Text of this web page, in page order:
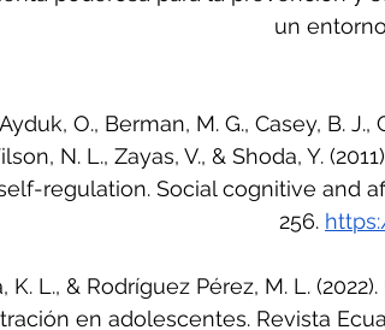
un
O., Berman, M. G., Casey, B. J.,
N. L., Zayas, V., & Shoda, Y.
regulation. Social cognitive and
256.
K. L., & Rodríguez Pérez, M. L.
en adolescentes. Revista